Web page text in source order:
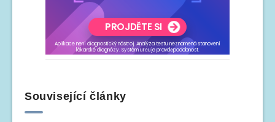
Související články